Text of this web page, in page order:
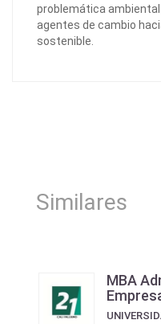
problemática
agentes de cambio
sostenible.
Similares
MBA